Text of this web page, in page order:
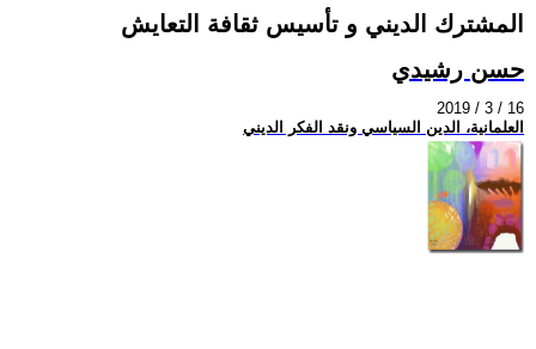
المشترك الديني و تأسيس ثقافة التعايش
حسن رشيدي
2019 / 3 / 16
العلمانية، الدين السياسي ونقد الفكر الديني